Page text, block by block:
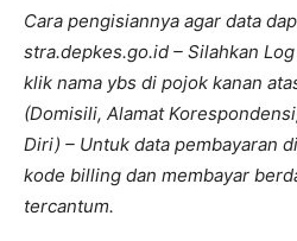
Cara pengisiannya agar data
stra.depkes.go.id – Silahkan
klik nama ybs di pojok kanan
(Domisili, Alamat
Diri) – Untuk data pembayaran
kode billing dan membayar
tercantum.